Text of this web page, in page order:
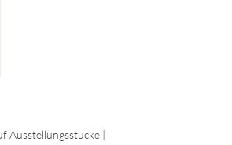
Ausstellungsstücke |